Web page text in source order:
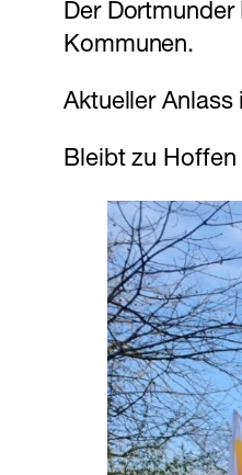
Der
Kommunen.
Aktueller
Bleibt zu Hoffen